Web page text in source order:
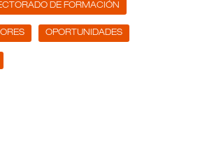
DE FORMACIÓN
OPORTUNIDADES